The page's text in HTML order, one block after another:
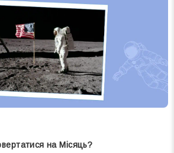
на Місяць?